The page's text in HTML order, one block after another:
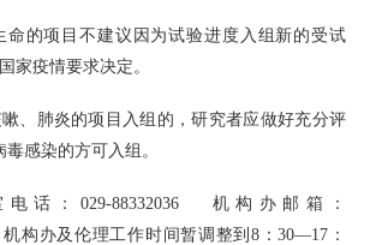
命的项目不建议因为试验进度入组新的受试
家疫情要求决定。
、肺炎的项目入组的，研究者应做好充分评
感染的方可入组。
话：029-88332036 机构办邮箱：
机构办及伦理工作时间暂调整到8：30—17：